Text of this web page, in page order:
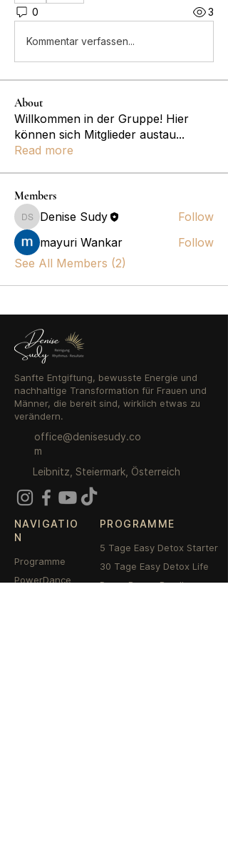
0 3
Kommentar verfassen...
About
Willkommen in der Gruppe! Hier
können sich Mitglieder austau...
Read more
Members
Denise Sudy
Denise Sudy
Follow
mayuri Wankar
Follow
See All Members (2)
Sanfte Entgiftung, bewusste Energie und
nachhaltige Transformation für Frauen und
Männer, die bereit sind, wirklich etwas zu
verändern.
office@denisesudy.co
m
Leibnitz, Steiermark, Österreich
NAVIGATIO
N
Programme
PowerDance
PROGRAMME
5 Tage Easy Detox Starter
30 Tage Easy Detox Life
PowerDance Bundle